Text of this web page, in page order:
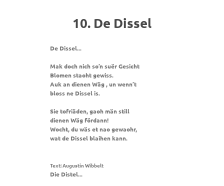
10. De Dissel
De Dissel...
Mak doch nich so’n suër Gesicht
Blomen staoht gewiss.
Auk an dienen Wäg , un wenn’t
bloss ne Dissel is.
Sie tofriäden, gaoh män still
dienen Wäg fördann!
Wocht, du wäs et nao gewaohr,
wat de Dissel blaihen kann.
Text: Augustin Wibbelt
Die Distel...